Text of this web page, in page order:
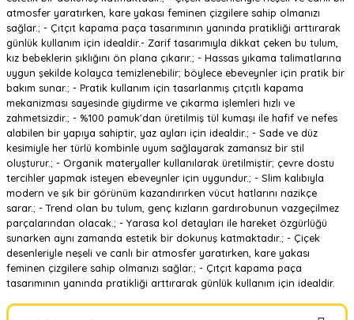
atmosfer yaratırken, kare yakası feminen çizgilere sahip olmanızı
sağlar.; - Çıtçıt kapama paça tasarımının yanında pratikliği arttırarak
günlük kullanım için idealdir.- Zarif tasarımıyla dikkat çeken bu tulum,
kız bebeklerin şıklığını ön plana çıkarır.; - Hassas yıkama talimatlarına
uygun şekilde kolayca temizlenebilir; böylece ebeveynler için pratik bir
bakım sunar.; - Pratik kullanım için tasarlanmış çıtçıtlı kapama
mekanizması sayesinde giydirme ve çıkarma işlemleri hızlı ve
zahmetsizdir.; - %100 pamuk'dan üretilmiş tül kumaşı ile hafif ve nefes
alabilen bir yapıya sahiptir, yaz ayları için idealdir.; - Sade ve düz
kesimiyle her türlü kombinle uyum sağlayarak zamansız bir stil
oluşturur.; - Organik materyaller kullanılarak üretilmiştir; çevre dostu
tercihler yapmak isteyen ebeveynler için uygundur.; - Slim kalıbıyla
modern ve şık bir görünüm kazandırırken vücut hatlarını nazikçe
sarar.; - Trend olan bu tulum, genç kızların gardırobunun vazgeçilmez
parçalarından olacak.; - Yarasa kol detayları ile hareket özgürlüğü
sunarken aynı zamanda estetik bir dokunuş katmaktadır.; - Çiçek
desenleriyle neşeli ve canlı bir atmosfer yaratırken, kare yakası
feminen çizgilere sahip olmanızı sağlar.; - Çıtçıt kapama paça
tasarımının yanında pratikliği arttırarak günlük kullanım için idealdir.